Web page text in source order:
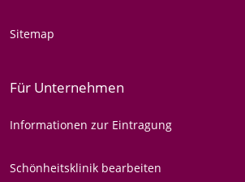
Sitemap
Für Unternehmen
Informationen zur Eintragung
Schönheitsklinik bearbeiten